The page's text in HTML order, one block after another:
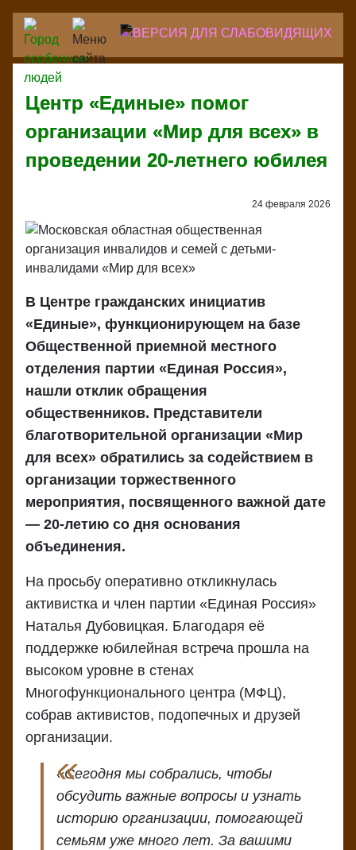
основному
содержанию
Центр «Единые» помог
организации «Мир для всех» в
проведении 20-летнего юбилея
24 февраля 2026
В Центре гражданских инициатив
«Единые», функционирующем на базе
Общественной приемной местного
отделения партии «Единая Россия»,
нашли отклик обращения
общественников. Представители
благотворительной организации «Мир
для всех» обратились за содействием в
организации торжественного
мероприятия, посвященного важной дате
— 20-летию со дня основания
объединения.
На просьбу оперативно откликнулась
активистка и член партии «Единая Россия»
Наталья Дубовицкая. Благодаря её
поддержке юбилейная встреча прошла на
высоком уровне в стенах
Многофункционального центра (МФЦ),
собрав активистов, подопечных и друзей
организации.
«Сегодня мы собрались, чтобы
обсудить важные вопросы и узнать
историю организации, помогающей
семьям уже много лет. За вашими